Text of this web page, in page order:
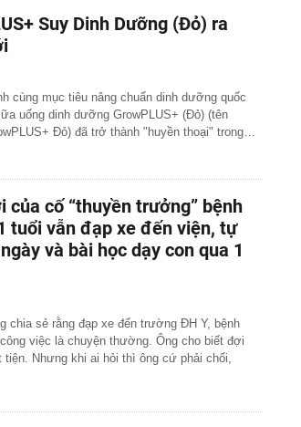
Suy Dinh Dưỡng (Đỏ) ra
cùng mục tiêu nâng chuẩn dinh dưỡng quốc
uống dinh dưỡng GrowPLUS+ (Đỏ) (tên
Đỏ) đã trở thành "huyền thoại" trong…
của cố “thuyền trưởng” bệnh
tuổi vẫn đạp xe đến viện, tự
và bài học dạy con qua 1
chia sẻ rằng đạp xe đến trường ĐH Y, bệnh
việc là chuyện thường. Ông cho biết đợi
Nhưng khi ai hỏi thì ông cứ phải chối,